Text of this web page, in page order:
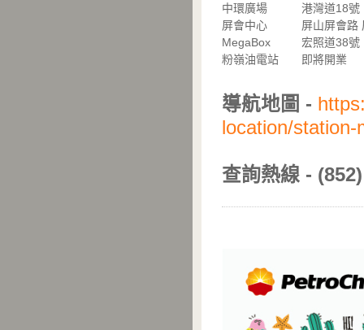
中環廣場
港灣道18號
屏會中心
屏山屏會路
MegaBox
宏照道38號
粉嶺油電站
即將開業
導航地圖 -
location/station-
查詢熱線 -